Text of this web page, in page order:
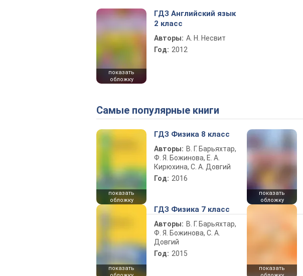
показать
обложку
ГДЗ Английский язык
2 класс
Авторы: А. Н. Несвит
Год: 2012
Самые популярные книги
показать
обложку
ГДЗ Физика 8 класс
Авторы: В. Г. Барьяхтар,
Ф. Я. Божинова, Е. А.
Кирюхина, С. А. Довгий
Год: 2016
показать
обложку
показать
ГДЗ Физика 7 класс
Авторы: В. Г. Барьяхтар,
Ф. Я. Божинова, С. А.
Довгий
Год: 2015
показать